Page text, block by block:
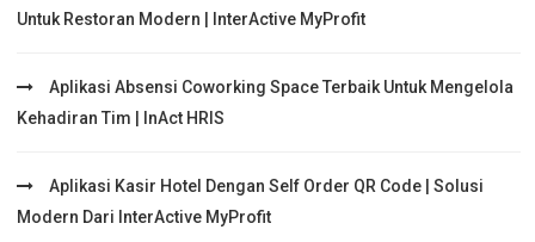
Untuk Restoran Modern | InterActive MyProfit
Aplikasi Absensi Coworking Space Terbaik Untuk Mengelola
Kehadiran Tim | InAct HRIS
Aplikasi Kasir Hotel Dengan Self Order QR Code | Solusi
Modern Dari InterActive MyProfit